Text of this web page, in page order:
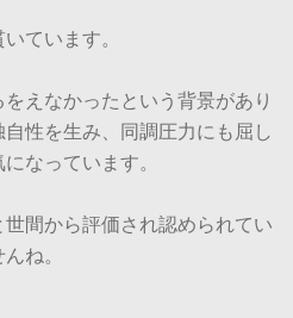
ています。
えなかったという背景があり
性を生み、同調圧力にも屈し
なっています。
間から評価され認められてい
ね。